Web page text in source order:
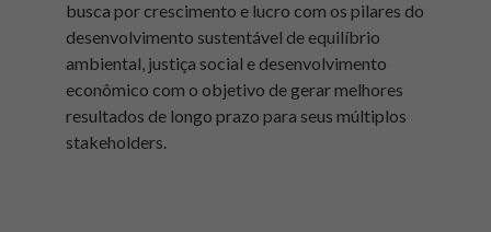
busca por crescimento e lucro com os pilares do
desenvolvimento sustentável de equilíbrio
ambiental, justiça social e desenvolvimento
econômico com o objetivo de gerar melhores
resultados de longo prazo para seus múltiplos
stakeholders.